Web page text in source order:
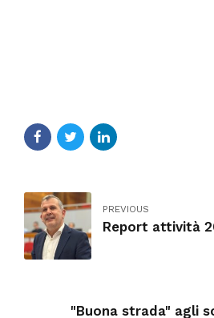
PREVIOUS
Report attività
"Buona strada" agli